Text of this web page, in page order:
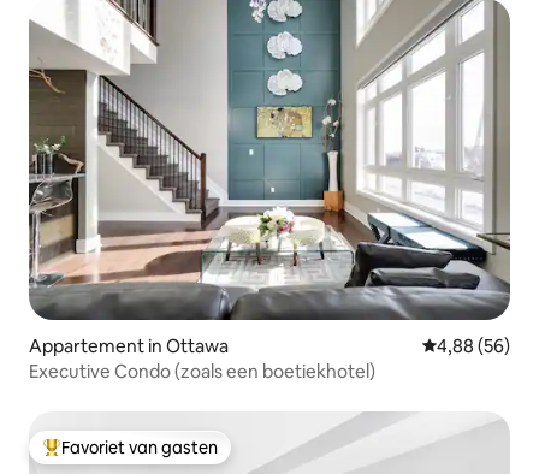
Appartement in Ottawa Gemiddelde
4,88 (56)
Executive Condo (zoals een boetiekhotel)
Topfavoriet van gasten
Favoriet van gasten